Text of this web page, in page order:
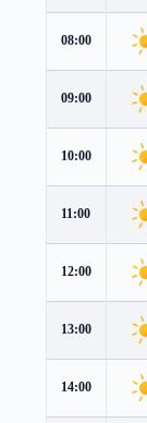
08:00
09:00
10:00
11:00
12:00
13:00
14:00